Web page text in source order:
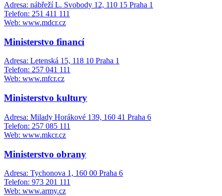
Adresa: nábřeží L. Svobody 12, 110 15 Praha 1
Telefon: 251 411 111
Web: www.mdcr.cz
Ministerstvo financí
Adresa: Letenská 15, 118 10 Praha 1
Telefon: 257 041 111
Web: www.mfcr.cz
Ministerstvo kultury
Adresa: Milady Horákové 139, 160 41 Praha 6
Telefon: 257 085 111
Web: www.mkcr.cz
Ministerstvo obrany
Adresa: Tychonova 1, 160 00 Praha 6
Telefon: 973 201 111
Web: www.army.cz